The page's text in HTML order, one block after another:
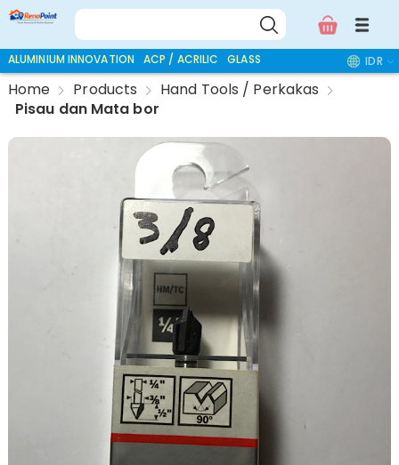
ALUMINIUM INNOVATION ACP / ACRILIC GLASS ACCESSORIES IDR
Home Products
Hand Tools / Perkakas
Pisau dan Mata bor